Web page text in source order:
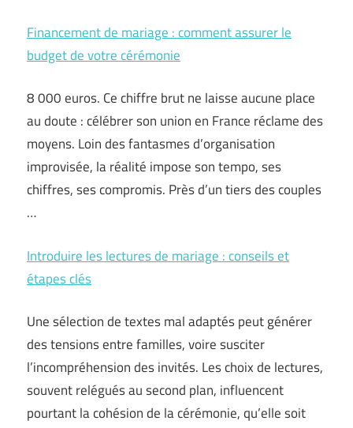
Financement de mariage : comment assurer le
budget de votre cérémonie
8 000 euros. Ce chiffre brut ne laisse aucune place
au doute : célébrer son union en France réclame des
moyens. Loin des fantasmes d’organisation
improvisée, la réalité impose son tempo, ses
chiffres, ses compromis. Près d’un tiers des couples
…
Introduire les lectures de mariage : conseils et
étapes clés
Une sélection de textes mal adaptés peut générer
des tensions entre familles, voire susciter
l’incompréhension des invités. Les choix de lectures,
souvent relégués au second plan, influencent
pourtant la cohésion de la cérémonie, qu’elle soit